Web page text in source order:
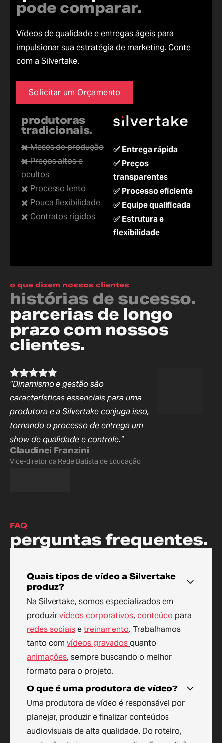
pode comparar.
Vídeos de qualidade e entregas ágeis para
impulsionar sua estratégia de marketing. Conte
com a Silvertake.
Solicitar um Orçamento
produtoras
tradicionais.
✖️ Meses de produção
✖️ Preços altos e
ocultos
✖️ Processo lento
✖️ Pouca flexibilidade
✖️ Contratos rígidos
✅ Entrega rápida
✅ Preços
transparentes
✅ Processo eficiente
✅ Equipe qualificada
✅ Estrutura e
flexibilidade
o que dizem nossos clientes
histórias de sucesso.
parcerias de longo
prazo com nossos
clientes.
“Dinamismo e gestão são
características essenciais para uma
produtora e a Silvertake conjuga isso,
tornando o processo de entrega um
show de qualidade e controle.“
Claudinei Franzini
Vice-diretor da Rede Batista de Educação
FAQ
perguntas frequentes.
Quais tipos de vídeo a Silvertake
produz?
Na Silvertake, somos especializados em
produzirvídeos corporativos, conteúdo para
redes sociaisetreinamento. Trabalhamos
tanto com vídeos gravadosquanto
animações, sempre buscando o melhor
formato para o projeto.
O que é uma produtora de vídeo?
Uma produtora de vídeo é responsável por
planejar, produzir e finalizar conteúdos
audiovisuais de alta qualidade. Do roteiro,